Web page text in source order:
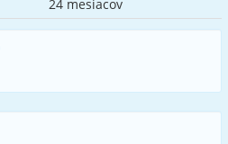
24 mesiacov